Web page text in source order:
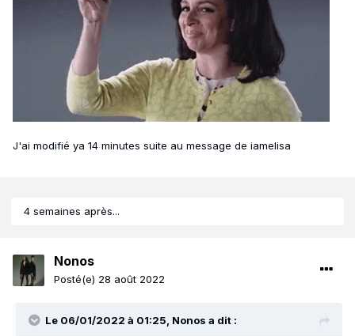
J'ai modifié ya 14 minutes suite au message de iamelisa
4 semaines après...
Nonos
Posté(e) 28 août 2022
Le 06/01/2022 à 01:25, Nonos a dit :